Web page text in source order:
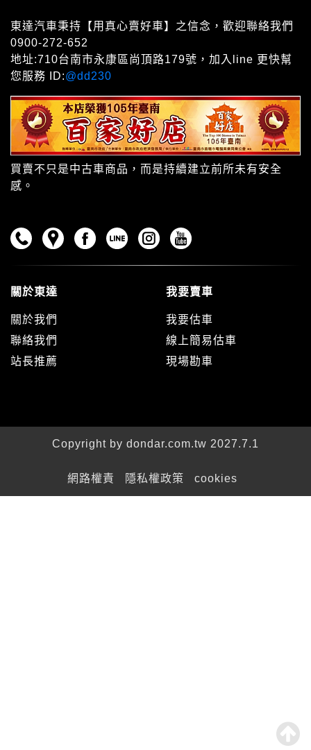
東達汽車秉持【用真心賣好車】之信念，歡迎聯絡我們
0900-272-652
地址:710台南市永康區尚頂路179號，加入line 更快幫
您服務 ID:@dd230
買賣不只是中古車商品，而是持續建立前所未有安全
感。
關於東達
關於我們
聯絡我們
站長推薦
我要賣車
我要估車
線上簡易估車
現場勘車
Copyright by dondar.com.tw 2027.7.1
網路權責 隱私權政策 cookies